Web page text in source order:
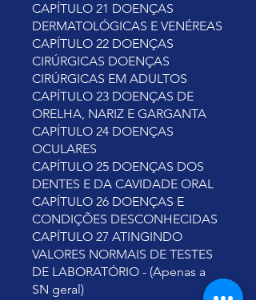
CAPÍTULO 21 DOENÇAS
DERMATOLÓGICAS E VENÉREAS
CAPÍTULO 22 DOENÇAS
CIRÚRGICAS DOENÇAS
CIRÚRGICAS EM ADULTOS
CAPÍTULO 23 DOENÇAS DE
ORELHA, NARIZ E GARGANTA
CAPÍTULO 24 DOENÇAS
OCULARES
CAPÍTULO 25 DOENÇAS DOS
DENTES E DA CAVIDADE ORAL
CAPÍTULO 26 DOENÇAS E
CONDIÇÕES DESCONHECIDAS
CAPÍTULO 27 ATINGINDO
VALORES NORMAIS DE TESTES
DE LABORATÓRIO - (Apenas a
SN geral)